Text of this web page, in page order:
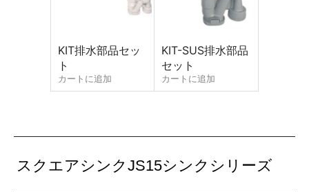
KIT排水部品セッ
ト
カートに追加
KIT-SUS排水部品
セット
カートに追加
スクエアシンクJS15シンクシリーズ